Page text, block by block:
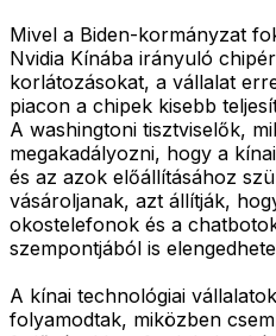
Mivel a Biden-kormányzat
Nvidia Kínába irányuló
korlátozásokat, a vállalat
piacon a chipek kisebb
A washingtoni tisztviselők,
megakadályozni, hogy a
és az azok előállításához
vásároljanak, azt állítják,
okostelefonok és a
szempontjából is
A kínai technológiai
folyamodtak, miközben